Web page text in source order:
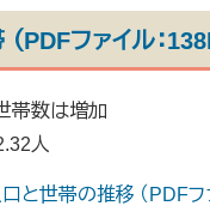
PDFファイル：
帯数は増加
人
世帯の推移 （PDFファ